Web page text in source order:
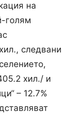
на
голям
следвани
хил./ и
– 12.7%